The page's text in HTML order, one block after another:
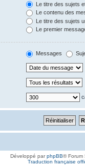
Le titre des sujets
Le contenu des
Le titre des sujets
Le premier
Messages
Développé parphpBB® Forum
Traduction française